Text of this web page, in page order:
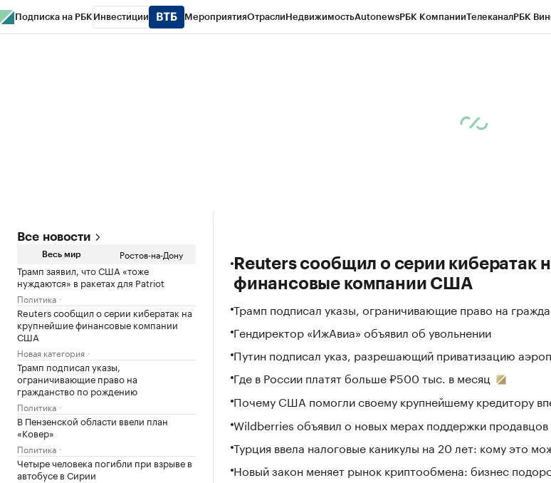
Подписка на РБК Инвестиции МероприятияОтраслиНедвижимостьAutonewsРБК КомпанииТелеканалРБК
Все новости
Весь мир Ростов-на-Дону
Трамп заявил, что США «тоже
нуждаются» в ракетах для Patriot
Политика
Reuters сообщил о серии кибератак на
крупнейшие финансовые компании
США
Новая категория
Трамп подписал указы,
ограничивающие право на
гражданство по рождению
Политика
В Пензенской области ввели план
«Ковер»
Политика
Четыре человека погибли при взрыве в
автобусе в Сирии
Reuters сообщил о серии кибератак
финансовые компании США
Трамп подписал указы, ограничивающие право на
Гендиректор «ИжАвиа» объявил об увольнении
Путин подписал указ, разрешающий приватизацию
Где в России платят больше ₽500 тыс. в месяц
Почему США помогли своему крупнейшему кредитору
Wildberries объявил о новых мерах поддержки продавцов
Турция ввела налоговые каникулы на 20 лет: кому это
Новый закон меняет рынок криптообмена: бизнес